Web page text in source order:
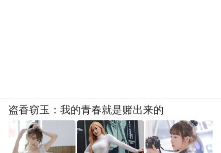
盗香窃玉：我的青春就是赌出来的